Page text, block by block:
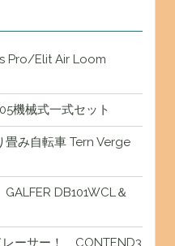
Pro/Elit Air Loom
機械式一式セット
畳み自転車 Tern Verge
DB101WCL＆
レーサー！ CONTEND3